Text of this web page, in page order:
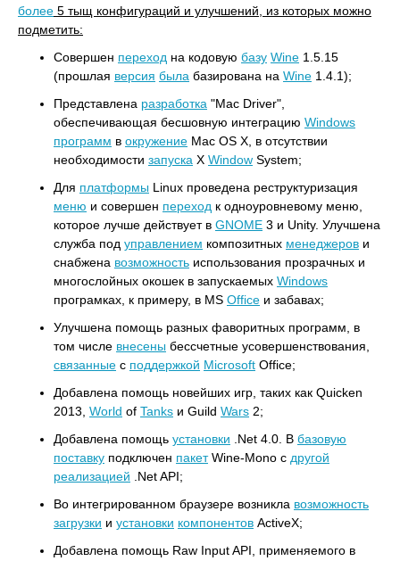
более 5 тыщ конфигураций и улучшений, из которых можно
подметить:
Совершен переход на кодовую базу Wine 1.5.15
(прошлая версия была базирована на Wine 1.4.1);
Представлена разработка "Mac Driver",
обеспечивающая бесшовную интеграцию Windows
программ в окружение Mac OS X, в отсутствии
необходимости запуска X Window System;
Для платформы Linux проведена реструктуризация
меню и совершен переход к одноуровневому меню,
которое лучше действует в GNOME 3 и Unity. Улучшена
служба под управлением композитных менеджеров и
снабжена возможность использования прозрачных и
многослойных окошек в запускаемых Windows
програмках, к примеру, в MS Office и забавах;
Улучшена помощь разных фаворитных программ, в
том числе внесены бессчетные усовершенствования,
связанные с поддержкой Microsoft Office;
Добавлена помощь новейших игр, таких как Quicken
2013, World of Tanks и Guild Wars 2;
Добавлена помощь установки .Net 4.0. В базовую
поставку подключен пакетWine-Mono с другой
реализацией .Net API;
Во интегрированном браузере возникла возможность
загрузки и установки компонентов ActiveX;
Добавлена помощь Raw Input API, применяемого в